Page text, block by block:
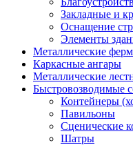
Закладные и
Оснащение
Элементы
Металлические
Каркасные ангары
Металлические
Быстровозводимые
Контейнеры
Павильоны
Сценические
Шатры